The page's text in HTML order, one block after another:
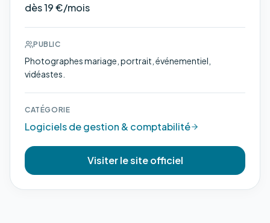
dès 19 €/mois
PUBLIC
Photographes mariage, portrait, événementiel,
vidéastes.
CATÉGORIE
Logiciels de gestion & comptabilité
Visiter le site officiel